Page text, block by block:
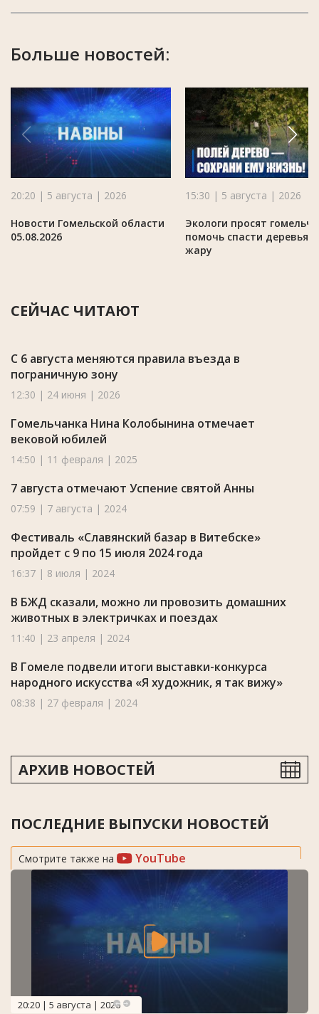
Больше новостей:
20:20 | 5 августа | 2026
Новости Гомельской области
05.08.2026
15:30 | 5 августа | 2026
Экологи просят
помочь спасти деревья в
жару
СЕЙЧАС ЧИТАЮТ
С 6 августа меняются правила въезда в
пограничную зону
12:30 | 24 июня | 2026
Гомельчанка Нина Колобынина отмечает
вековой юбилей
14:50 | 11 февраля | 2025
7 августа отмечают Успение святой Анны
07:59 | 7 августа | 2024
Фестиваль «Славянский базар в Витебске»
пройдет с 9 по 15 июля 2024 года
16:37 | 8 июля | 2024
В БЖД сказали, можно ли провозить домашних
животных в электричках и поездах
11:40 | 23 апреля | 2024
В Гомеле подвели итоги выставки-конкурса
народного искусства «Я художник, я так вижу»
08:38 | 27 февраля | 2024
АРХИВ НОВОСТЕЙ
ПОСЛЕДНИЕ ВЫПУСКИ НОВОСТЕЙ
Смотрите также на YouTube
20:20 | 5 августа | 2026